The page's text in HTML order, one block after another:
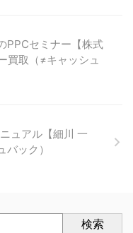
PPCセミナー【株式
買取（≠キャッシュ
ュアル【細川 一
ック）
検索